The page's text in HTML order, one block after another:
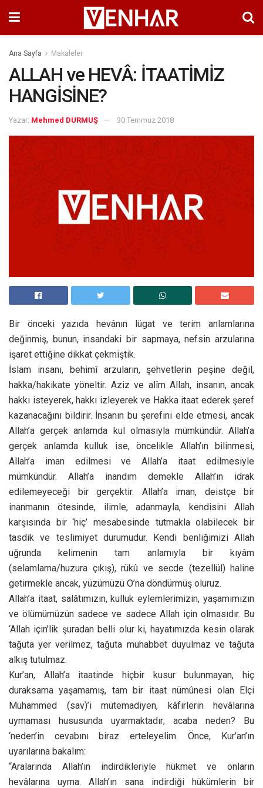
Ana Sayfa Makaleler
ALLAH ve HEVÂ: İTAATİMİZ
HANGİSİNE?
Yazar: Mehmed DURMUŞ 30 Temmuz 2018
Bir önceki yazıda hevânın lügat ve terim anlamlarına
değinmiş, bunun, insandaki bir sapmaya, nefsin arzularına
işaret ettiğine dikkat çekmiştik.
İslam insanı, behimî arzuların, şehvetlerin peşine değil,
hakka/hakikate yöneltir. Aziz ve alîm Allah, insanın, ancak
hakkı isteyerek, hakkı izleyerek ve Hakka itaat ederek şeref
kazanacağını bildirir. İnsanın bu şerefini elde etmesi, ancak
Allah’a gerçek anlamda kul olmasıyla mümkündür. Allah’a
gerçek anlamda kulluk ise, öncelikle Allah’ın bilinmesi,
Allah’a iman edilmesi ve Allah’a itaat edilmesiyle
mümkündür. Allah’a inandım demekle Allah’ın idrak
edilemeyeceği bir gerçektir. Allah’a iman, deistçe bir
inanmanın ötesinde, ilimle, adanmayla, kendisini Allah
karşısında bir ‘hiç’ mesabesinde tutmakla olabilecek bir
tasdik ve teslimiyet durumudur. Kendi benliğimizi Allah
uğrunda kelimenin tam anlamıyla bir kıyâm
(selamlama/huzura çıkış), rükû ve secde (tezellül) haline
getirmekle ancak, yüzümüzü O’na döndürmüş oluruz.
Allah’a itaat, salâtımızın, kulluk eylemlerimizin, yaşamımızın
ve ölümümüzün sadece ve sadece Allah için olmasıdır. Bu
‘Allah için’lik şuradan belli olur ki, hayatımızda kesin olarak
tağuta yer verilmez, tağuta muhabbet duyulmaz ve tağuta
alkış tutulmaz.
Kur’an, Allah’a itaatinde hiçbir kusur bulunmayan, hiç
duraksama yaşamamış, tam bir itaat nümûnesi olan Elçi
Muhammed (sav)’i mütemadiyen, kâfirlerin hevâlarına
uymaması hususunda uyarmaktadır; acaba neden? Bu
‘neden’in cevabını biraz erteleyelim. Önce, Kur’an’ın
uyarılarına bakalım:
“Aralarında Allah’ın indirdikleriyle hükmet ve onların
hevâlarına uyma. Allah’ın sana indirdiği hükümlerin bir